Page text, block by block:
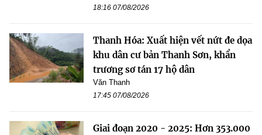
18:16 07/08/2026
Thanh Hóa: Xuất hiện vết nứt đe dọa
khu dân cư bản Thanh Sơn, khẩn
trương sơ tán 17 hộ dân
Văn Thanh
17:45 07/08/2026
Giai đoạn 2020 - 2025: Hơn 353.000